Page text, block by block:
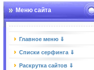
Меню сайта
Главное меню ⇓
Списки серфинга ⇓
Раскрутка сайтов ⇓